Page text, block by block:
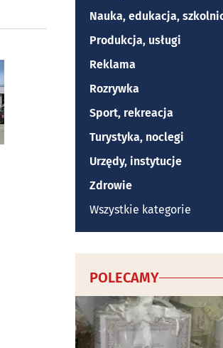
Nauka, edukacja,
Produkcja, usługi
Reklama
Rozrywka
Sport, rekreacja
Turystyka, noclegi
Urzędy, instytucje
Zdrowie
Wszystkie kategorie
POLECAMY